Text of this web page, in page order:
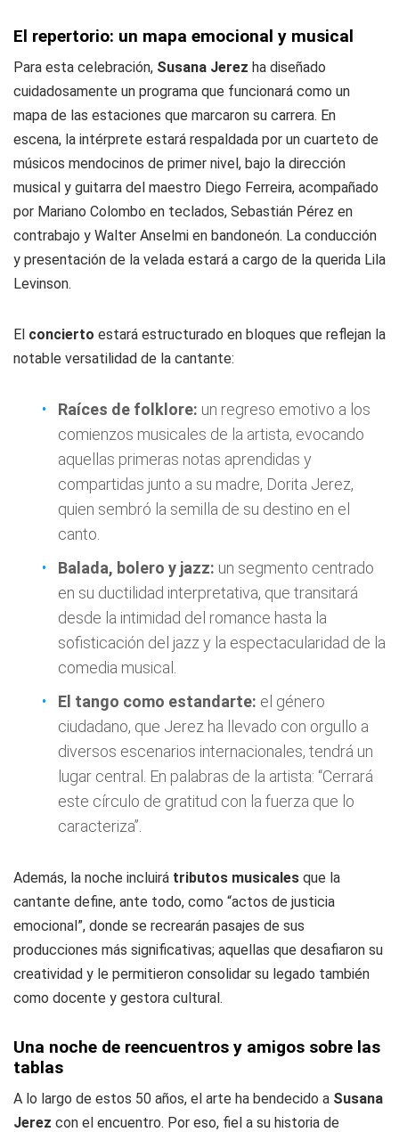
El repertorio: un mapa emocional y musical
Para esta celebración, Susana Jerez ha diseñado
cuidadosamente un programa que funcionará como un
mapa de las estaciones que marcaron su carrera. En
escena, la intérprete estará respaldada por un cuarteto de
músicos mendocinos de primer nivel, bajo la dirección
musical y guitarra del maestro Diego Ferreira, acompañado
por Mariano Colombo en teclados, Sebastián Pérez en
contrabajo y Walter Anselmi en bandoneón. La conducción
y presentación de la velada estará a cargo de la querida Lila
Levinson.
El concierto estará estructurado en bloques que reflejan la
notable versatilidad de la cantante:
Raíces de folklore: un regreso emotivo a los
comienzos musicales de la artista, evocando
aquellas primeras notas aprendidas y
compartidas junto a su madre, Dorita Jerez,
quien sembró la semilla de su destino en el
canto.
Balada, bolero y jazz: un segmento centrado
en su ductilidad interpretativa, que transitará
desde la intimidad del romance hasta la
sofisticación del jazz y la espectacularidad de la
comedia musical.
El tango como estandarte: el género
ciudadano, que Jerez ha llevado con orgullo a
diversos escenarios internacionales, tendrá un
lugar central. En palabras de la artista: “Cerrará
este círculo de gratitud con la fuerza que lo
caracteriza”.
Además, la noche incluirá tributos musicales que la
cantante define, ante todo, como “actos de justicia
emocional”, donde se recrearán pasajes de sus
producciones más significativas; aquellas que desafiaron su
creatividad y le permitieron consolidar su legado también
como docente y gestora cultural.
Una noche de reencuentros y amigos sobre las
tablas
A lo largo de estos 50 años, el arte ha bendecido a Susana
Jerez con el encuentro. Por eso, fiel a su historia de